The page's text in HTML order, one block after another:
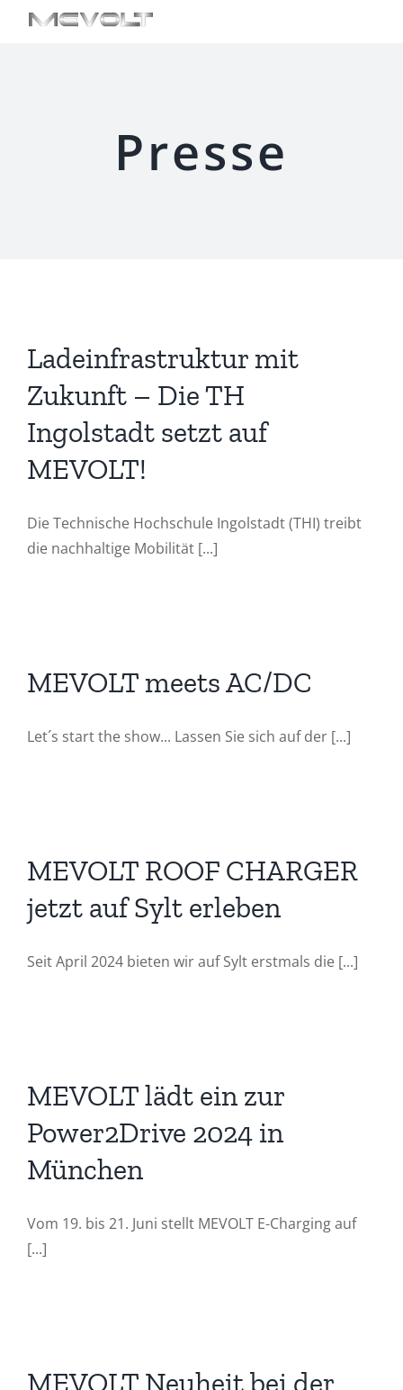
Zum
Presse
Ladeinfrastruktur mit
Zukunft – Die TH
Ingolstadt setzt auf
MEVOLT!
Die Technische Hochschule Ingolstadt (THI) treibt
die nachhaltige Mobilität [...]
MEVOLT meets AC/DC
Let´s start the show... Lassen Sie sich auf der [...]
MEVOLT ROOF CHARGER
jetzt auf Sylt erleben
Seit April 2024 bieten wir auf Sylt erstmals die [...]
MEVOLT lädt ein zur
Power2Drive 2024 in
München
Vom 19. bis 21. Juni stellt MEVOLT E-Charging auf
[...]
MEVOLT Neuheit bei der